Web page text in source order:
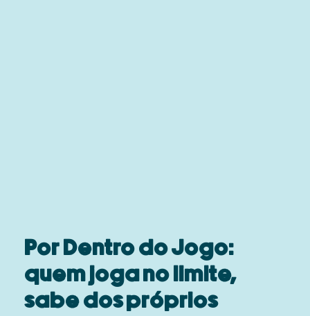
Por Dentro do Jogo:
quem joga no limite,
sabe dos próprios